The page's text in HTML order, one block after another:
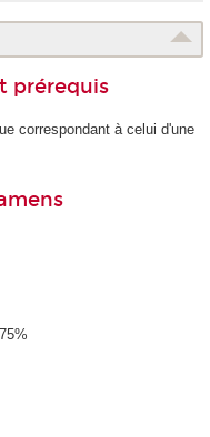
prérequis
correspondant à celui d'une